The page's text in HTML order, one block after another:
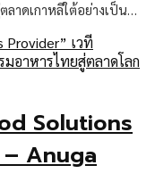
าดเกาหลีใต้อย่างเป็น
ามบันทึกข้อตกลง หรือ
หนึ่งในเวทีแสดงสินค้า
งเอเชีย ซึ่งเป็นจุดนัดพบ
ทุนจากหลายประเทศ ดีล
การสร้างแบรนด์ในระดับ
นตลาดที่ผู้บริโภคให้ความ
ที่มีความแตกต่างมาก
บทบาทสำคัญในการนำ
Solutions
– Anuga